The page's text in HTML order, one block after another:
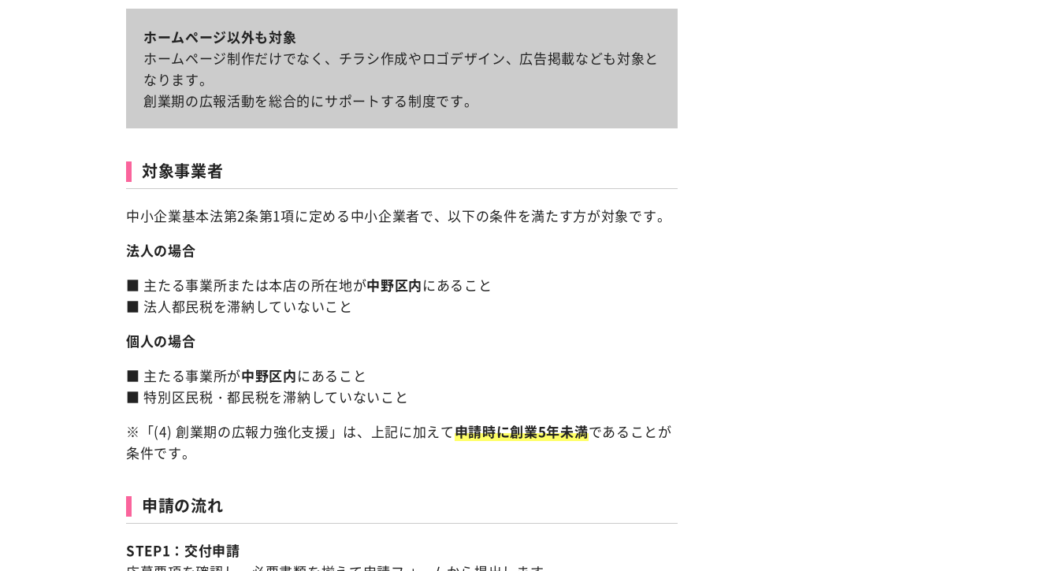
ホームページ以外も対象
ホームページ制作だけでなく、チラシ作成やロゴデザイン、広告掲載なども対象と
なります。
創業期の広報活動を総合的にサポートする制度です。
対象事業者
中小企業基本法第2条第1項に定める中小企業者で、以下の条件を満たす方が対象です。
法人の場合
■ 主たる事業所または本店の所在地が中野区内にあること
■ 法人都民税を滞納していないこと
個人の場合
■ 主たる事業所が中野区内にあること
■ 特別区民税・都民税を滞納していないこと
※「(4) 創業期の広報力強化支援」は、上記に加えて申請時に創業5年未満であることが
条件です。
申請の流れ
STEP1：交付申請